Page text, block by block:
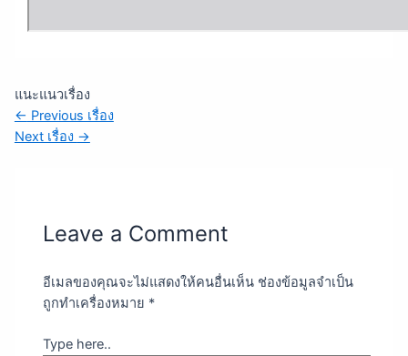
แนะแนวเรื่อง
← Previous เรื่อง
Next เรื่อง →
Leave a Comment
อีเมลของคุณจะไม่แสดงให้คนอื่นเห็น ช่องข้อมูลจำเป็น
ถูกทำเครื่องหมาย *
Type here..